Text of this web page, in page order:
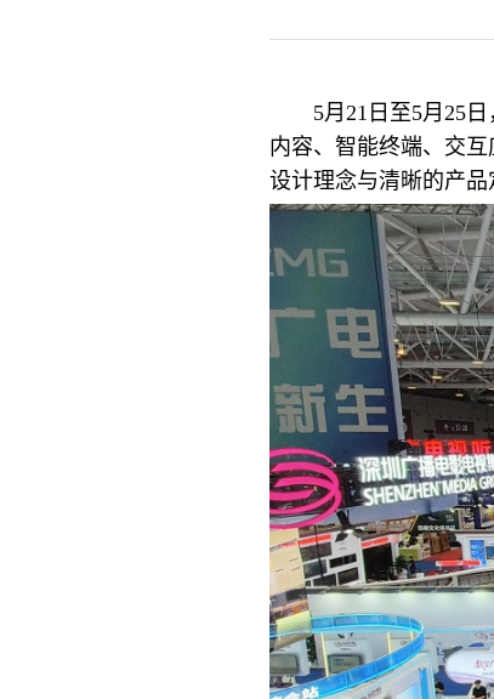
5月21日至5月25
内容、智能终端、交
设计理念与清晰的产